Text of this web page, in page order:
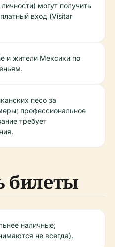
могут получить
вход (Visitar
и жители Мексики по
песо за
профессиональное
требует
билеты
наличные;
не всегда).